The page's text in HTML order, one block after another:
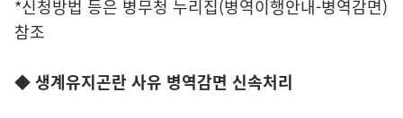
*신청방법 등은 병무청 누리집(병역이행안내-병역감면)
참조
◆ 생계유지곤란 사유 병역감면 신속처리